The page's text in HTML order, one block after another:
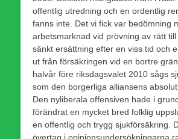
offentlig utredning och en ordentlig
fanns inte. Det vi fick var bedömning
arbetsmarknad vid prövning av rätt till
sänkt ersättning efter en viss tid och
ut från försäkringen vid en bortre
halvår före riksdagsvalet 2010 sågs
som den borgerliga alliansens
Den nyliberala offensiven hade i
förändrat en mycket bred folklig
en offentlig och trygg sjukförsäkring.
övertag i opinionsundersökningarna